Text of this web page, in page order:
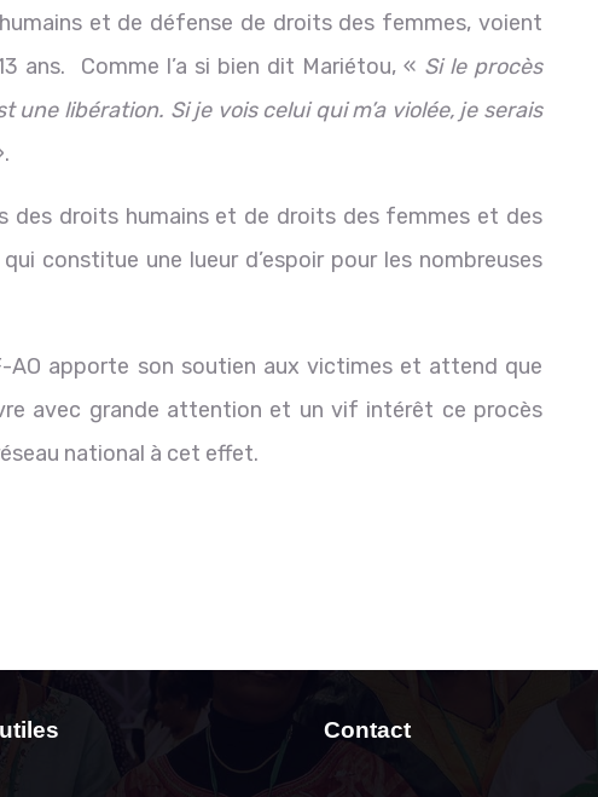
et de défense de droits des femmes, voient
ans. Comme l’a si bien dit Mariétou, « Si le procès
une libération. Si je vois celui qui m’a violée, je serais
des droits humains et de droits des femmes et des
constitue une lueur d’espoir pour les nombreuses
AO apporte son soutien aux victimes et attend que
avec grande attention et un vif intérêt ce procès
national à cet effet.
Contact